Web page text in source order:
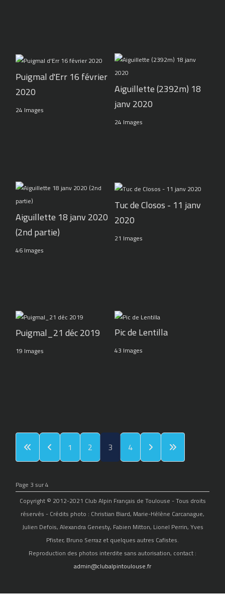
Puigmal d'Err 16 février
2020
24 Images
Aiguillette (2392m) 18
janv 2020
24 Images
Aiguillette 18 janv 2020
(2nd partie)
46 Images
Tuc de Closos - 11 janv
2020
21 Images
Puigmal_21 déc 2019
19 Images
Pic de Lentilla
43 Images
1 2 3 4
Page 3 sur 4
Copyright © 2012-2021 Club Alpin Français de Toulouse - Tous droits
réservés - Crédits photo : Christian Biard, Marie-Hélène Carcanague,
Julien Defois, Alexandra Genesty, Fabien Mitton, Lionel Perrin, Yves
Pfister, Bruno Serraz et quelques autres Cafistes.
Reproduction des photos interdite sans autorisation, contact :
admin@clubalpintoulouse.fr